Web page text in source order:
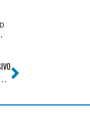
ribelle? Non rinasce sul web la passione dei pionieri dell’etere